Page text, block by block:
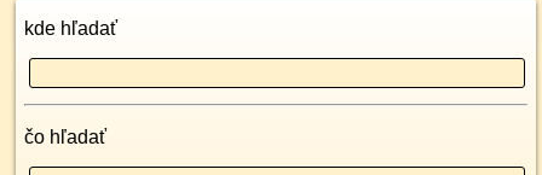
kde hľadať
čo hľadať